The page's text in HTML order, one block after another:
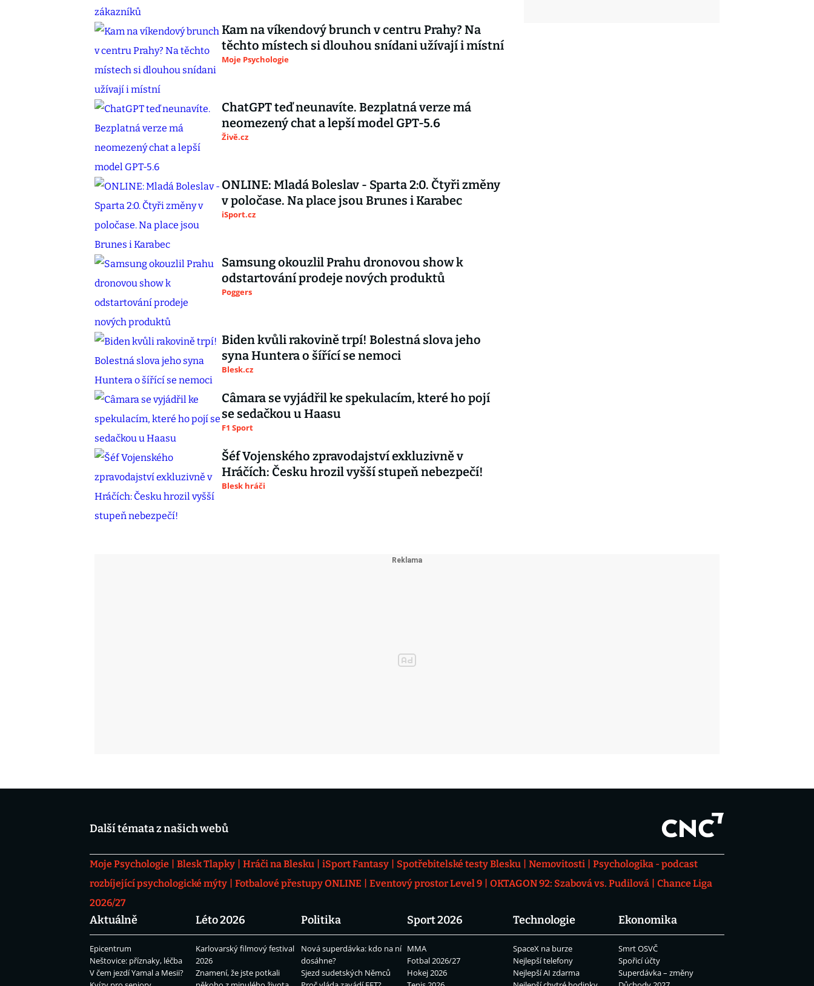
Kam na víkendový brunch v centru Prahy? Na
těchto místech si dlouhou snídani užívají i místní
Moje Psychologie
ChatGPT teď neunavíte. Bezplatná verze má
neomezený chat a lepší model GPT-5.6
Živě.cz
ONLINE: Mladá Boleslav - Sparta 2:0. Čtyři změny
v poločase. Na place jsou Brunes i Karabec
iSport.cz
Samsung okouzlil Prahu dronovou show k
odstartování prodeje nových produktů
Poggers
Biden kvůli rakovině trpí! Bolestná slova jeho
syna Huntera o šířící se nemoci
Blesk.cz
Câmara se vyjádřil ke spekulacím, které ho pojí
se sedačkou u Haasu
F1 Sport
Šéf Vojenského zpravodajství exkluzivně v
Hráčích: Česku hrozil vyšší stupeň nebezpečí!
Blesk hráči
Další témata z našich webů
Moje Psychologie Blesk Tlapky Hráči na Blesku iSport Fantasy Spotřebitelské testy Blesku Nemovitosti
Psychologika - podcast
rozbíjející psychologické mýty
Fotbalové přestupy ONLINE Eventový prostor Level 9 OKTAGON 92: Szabová vs. Pudilová
Chance Liga
2026/27
Aktuálně
Epicentrum
Neštovice: příznaky, léčba
V čem jezdí Yamal a Mesii?
Léto 2026
Karlovarský filmový festival
2026
Znamení, že jste potkali
Politika
Nová superdávka: kdo na ní
dosáhne?
Sjezd sudetských Němců
Sport 2026
MMA
Fotbal 2026/27
Hokej 2026
Technologie
SpaceX na burze
Nejlepší telefony
Nejlepší AI zdarma
Ekonomika
Smrt OSVČ
Spořicí účty
Superdávka – změny